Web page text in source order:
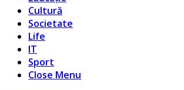
Cultură
Societate
Life
IT
Sport
Close Menu